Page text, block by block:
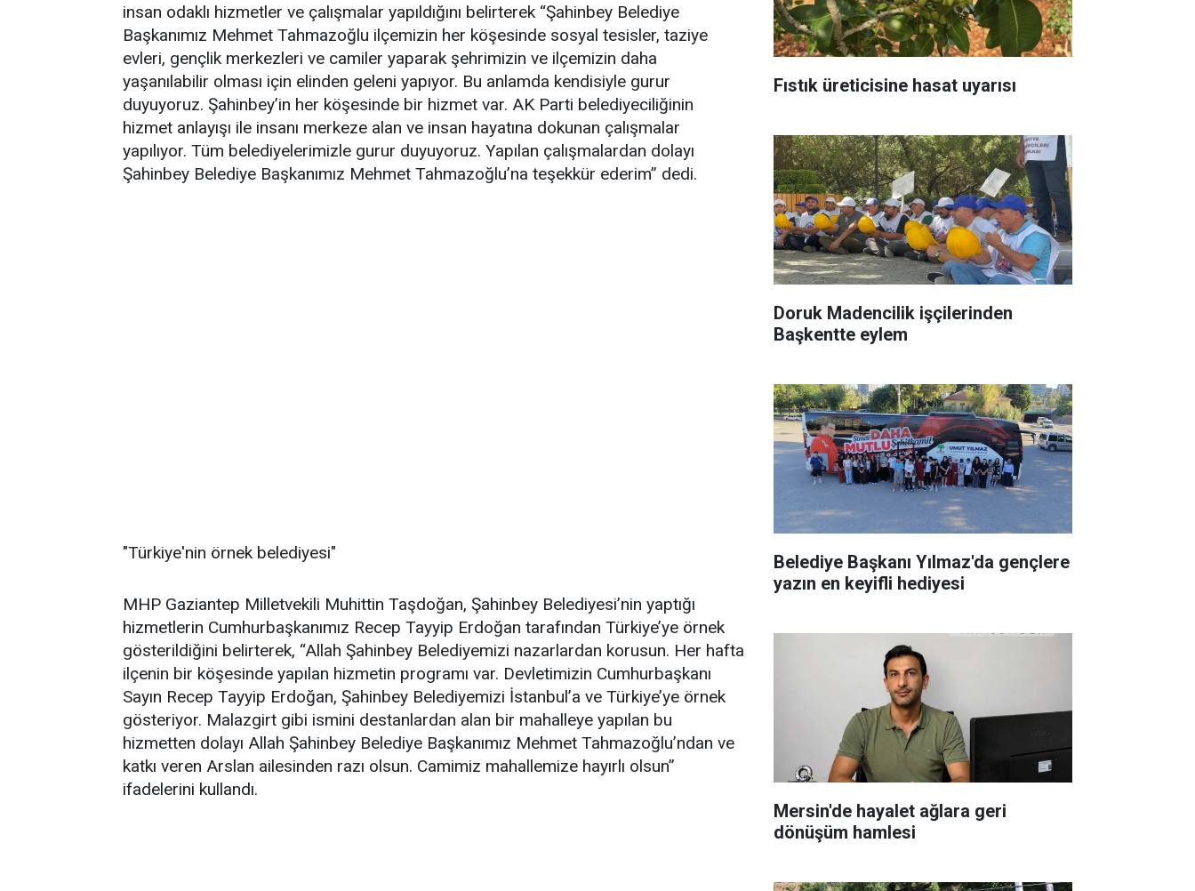
insan odaklı hizmetler ve çalışmalar yapıldığını belirterek “Şahinbey Belediye
Başkanımız Mehmet Tahmazoğlu ilçemizin her köşesinde sosyal tesisler, taziye
evleri, gençlik merkezleri ve camiler yaparak şehrimizin ve ilçemizin daha
yaşanılabilir olması için elinden geleni yapıyor. Bu anlamda kendisiyle gurur
duyuyoruz. Şahinbey’in her köşesinde bir hizmet var. AK Parti belediyeciliğinin
hizmet anlayışı ile insanı merkeze alan ve insan hayatına dokunan çalışmalar
yapılıyor. Tüm belediyelerimizle gurur duyuyoruz. Yapılan çalışmalardan dolayı
Şahinbey Belediye Başkanımız Mehmet Tahmazoğlu’na teşekkür ederim” dedi.
"Türkiye'nin örnek belediyesi"
MHP Gaziantep Milletvekili Muhittin Taşdoğan, Şahinbey Belediyesi’nin yaptığı
hizmetlerin Cumhurbaşkanımız Recep Tayyip Erdoğan tarafından Türkiye’ye örnek
gösterildiğini belirterek, “Allah Şahinbey Belediyemizi nazarlardan korusun. Her hafta
ilçenin bir köşesinde yapılan hizmetin programı var. Devletimizin Cumhurbaşkanı
Sayın Recep Tayyip Erdoğan, Şahinbey Belediyemizi İstanbul’a ve Türkiye’ye örnek
gösteriyor. Malazgirt gibi ismini destanlardan alan bir mahalleye yapılan bu
hizmetten dolayı Allah Şahinbey Belediye Başkanımız Mehmet Tahmazoğlu’ndan ve
katkı veren Arslan ailesinden razı olsun. Camimiz mahallemize hayırlı olsun”
ifadelerini kullandı.
Fıstık üreticisine hasat uyarısı
Doruk Madencilik işçilerinden
Başkentte eylem
Belediye Başkanı Yılmaz'da gençlere
yazın en keyifli hediyesi
Mersin'de hayalet ağlara geri
dönüşüm hamlesi